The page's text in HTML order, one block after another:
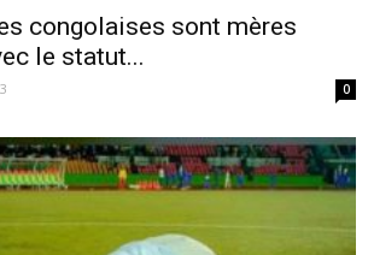
congolaises sont mères
le statut...
0